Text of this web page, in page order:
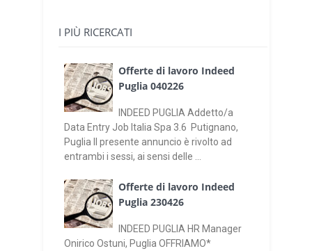
I PIÙ RICERCATI
Offerte di lavoro Indeed
Puglia 040226
INDEED PUGLIA Addetto/a
Data Entry Job Italia Spa 3.6 Putignano,
Puglia Il presente annuncio è rivolto ad
entrambi i sessi, ai sensi delle ...
Offerte di lavoro Indeed
Puglia 230426
INDEED PUGLIA HR Manager
Onirico Ostuni, Puglia OFFRIAMO*